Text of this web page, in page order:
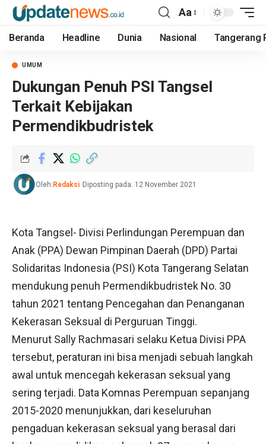
Aa
Beranda Headline Dunia Nasional Tangerang
UMUM
Dukungan Penuh PSI Tangsel
Terkait Kebijakan
Permendikbudristek
Oleh: Redaksi Diposting pada: 12 November 2021
Kota Tangsel- Divisi Perlindungan Perempuan dan
Anak (PPA) Dewan Pimpinan Daerah (DPD) Partai
Solidaritas Indonesia (PSI) Kota Tangerang Selatan
mendukung penuh Permendikbudristek No. 30
tahun 2021 tentang Pencegahan dan Penanganan
Kekerasan Seksual di Perguruan Tinggi.
Menurut Sally Rachmasari selaku Ketua Divisi PPA
tersebut, peraturan ini bisa menjadi sebuah langkah
awal untuk mencegah kekerasan seksual yang
sering terjadi. Data Komnas Perempuan sepanjang
2015-2020 menunjukkan, dari keseluruhan
pengaduan kekerasan seksual yang berasal dari